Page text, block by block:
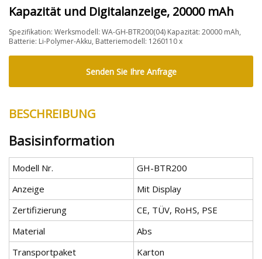
Kapazität und Digitalanzeige, 20000 mAh
Spezifikation: Werksmodell: WA-GH-BTR200(04) Kapazität: 20000 mAh,
Batterie: Li-Polymer-Akku, Batteriemodell: 1260110 x
Senden Sie Ihre Anfrage
BESCHREIBUNG
Basisinformation
Modell Nr.
GH-BTR200
Anzeige
Mit Display
Zertifizierung
CE, TÜV, RoHS, PSE
Material
Abs
Transportpaket
Karton